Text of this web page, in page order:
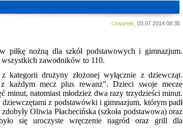
czwartek, 03.07.2014 08:35
nożną dla szkół podstawowych i gimnazjum.
wszystkich zawodników to 110.
kategorii drużyny złożonej wyłącznie z dziewcząt.
każdym mecz plus rewanż”. Dzieci swoje mecze
minut, natomiast młodzież dwa razy trzydzieści minut.
z podstawówki i gimnazjum, którym padł
Oliwia Płachecińska (szkoła podstawowa) oraz
się uroczyste wręczenie nagród oraz grill dla